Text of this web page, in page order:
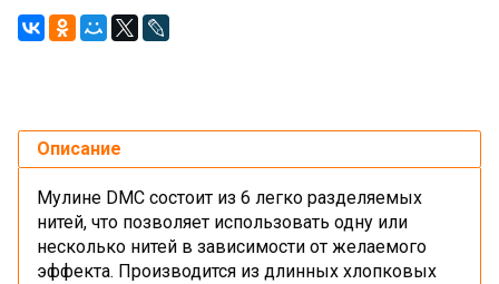
Описание
Мулине DMC состоит из 6 легко разделяемых
нитей, что позволяет использовать одну или
несколько нитей в зависимости от желаемого
эффекта. Производится из длинных хлопковых